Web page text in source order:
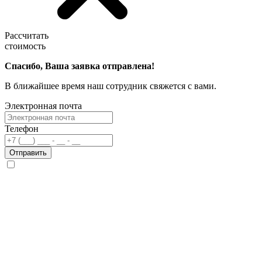
Рассчитать
стоимость
Спасибо, Ваша заявка отправлена!
В ближайшее время наш сотрудник свяжется с вами.
Электронная почта
Телефон
Отправить